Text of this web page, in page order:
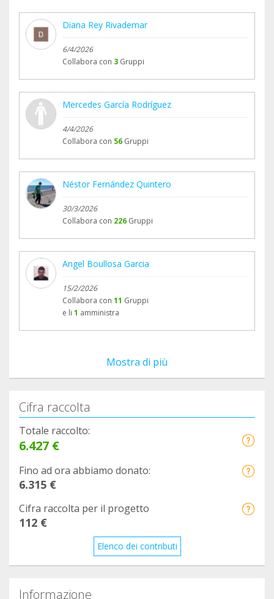
Diana Rey Rivademar
6/4/2026
Collabora con 3 Gruppi
Mercedes García Rodríguez
4/4/2026
Collabora con 56 Gruppi
Néstor Fernández Quintero
30/3/2026
Collabora con 226 Gruppi
Angel Boullosa Garcia
15/2/2026
Collabora con 11 Gruppi
e li 1 amministra
Mostra di più
Cifra raccolta
Totale raccolto:
6.427 €
Fino ad ora abbiamo donato:
6.315 €
Cifra raccolta per il progetto
112 €
Elenco dei contributi
Informazione